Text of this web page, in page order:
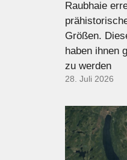
Raubhaie
Größen.
haben ihnen
zu werden
28. Juli 2026